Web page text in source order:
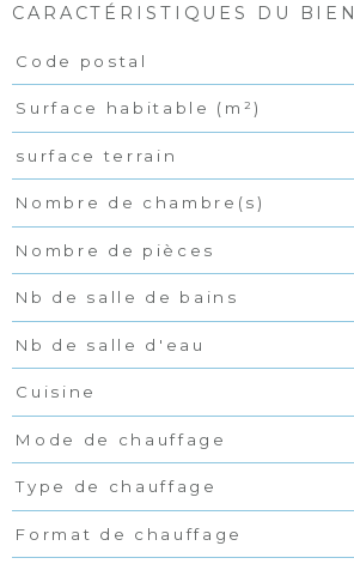
CARACTÉRISTIQUES DU BIEN
Caractéristiques Valeurs
Code postal
Surface habitable (m²)
surface terrain
Nombre de chambre(s)
Nombre de pièces
Nb de salle de bains
Nb de salle d'eau
Cuisine
Mode de chauffage
Type de chauffage
Format de chauffage